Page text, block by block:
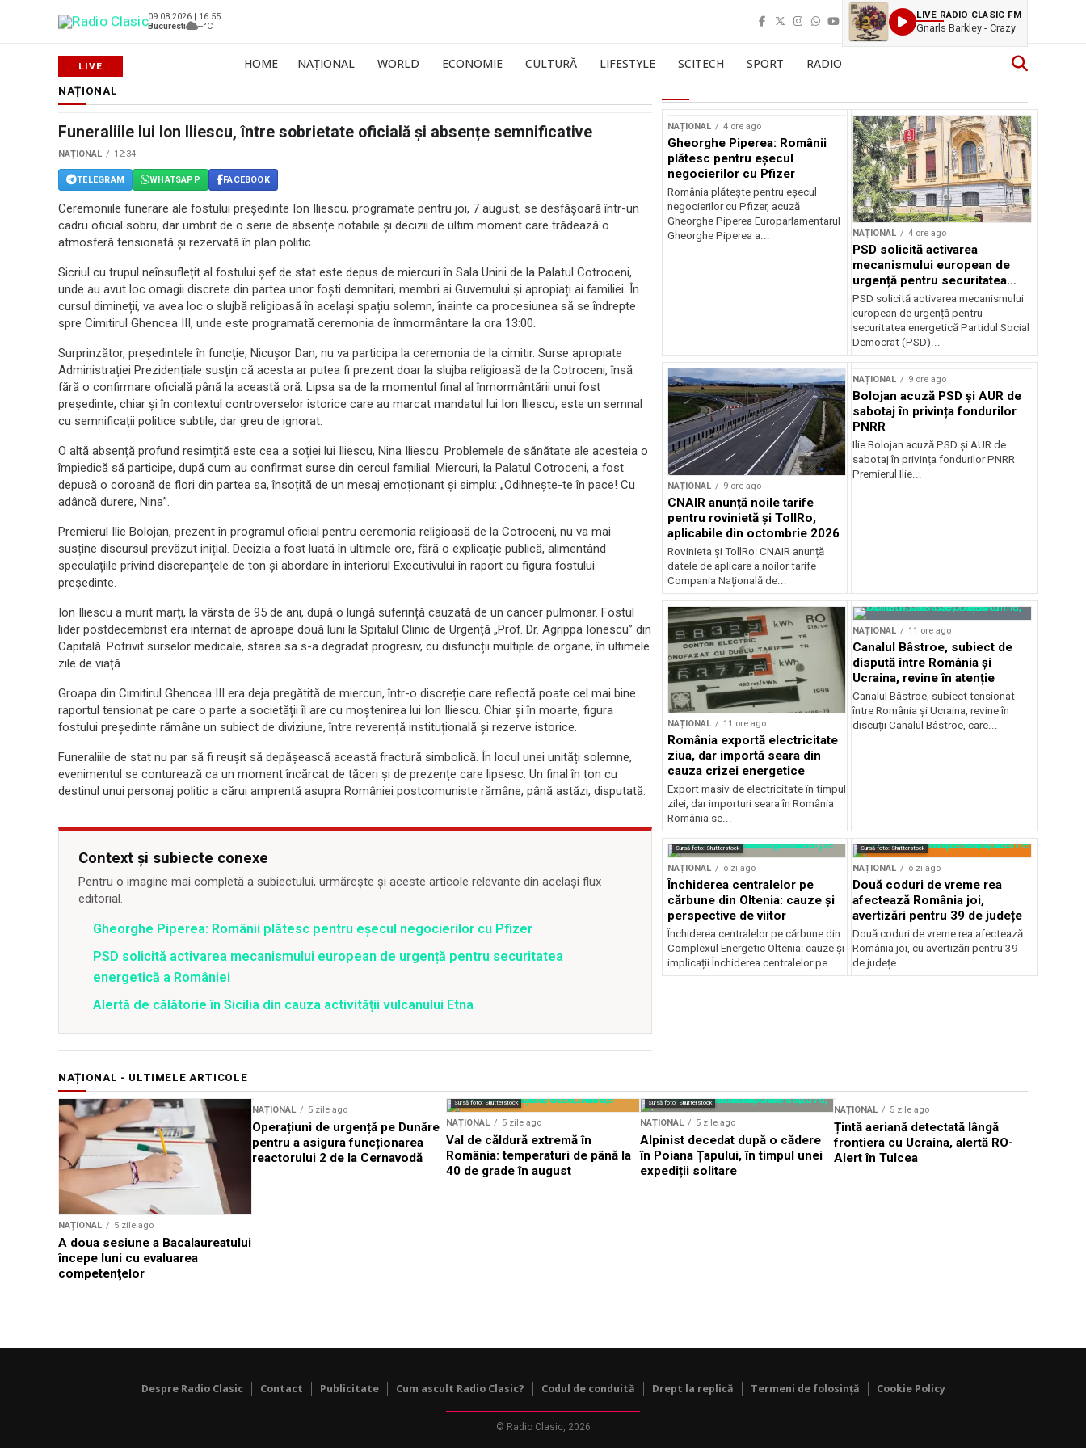
09.08.2026 | 16:55
Bucuresti
--°C
LIVE RADIO CLASIC FM
Gnarls Barkley - Crazy
HOME NAȚIONAL WORLD ECONOMIE CULTURĂ LIFESTYLE SCITECH SPORT RADIO
NAȚIONAL
Funeraliile lui Ion Iliescu, între sobrietate oficială și absențe semnificative
NAȚIONAL 12:34
TELEGRAM WHATSAPP FACEBOOK
Ceremoniile funerare ale fostului președinte Ion Iliescu, programate pentru joi, 7 august, se desfășoară într-un
cadru oficial sobru, dar umbrit de o serie de absențe notabile și decizii de ultim moment care trădează o
atmosferă tensionată și rezervată în plan politic.
Sicriul cu trupul neînsuflețit al fostului șef de stat este depus de miercuri în Sala Unirii de la Palatul Cotroceni,
unde au avut loc omagii discrete din partea unor foști demnitari, membri ai Guvernului și apropiați ai familiei. În
cursul dimineții, va avea loc o slujbă religioasă în același spațiu solemn, înainte ca procesiunea să se îndrepte
spre Cimitirul Ghencea III, unde este programată ceremonia de înmormântare la ora 13:00.
Surprinzător, președintele în funcție, Nicușor Dan, nu va participa la ceremonia de la cimitir. Surse apropiate
Administrației Prezidențiale susțin că acesta ar putea fi prezent doar la slujba religioasă de la Cotroceni, însă
fără o confirmare oficială până la această oră. Lipsa sa de la momentul final al înmormântării unui fost
președinte, chiar și în contextul controverselor istorice care au marcat mandatul lui Ion Iliescu, este un semnal
cu semnificații politice subtile, dar greu de ignorat.
O altă absență profund resimțită este cea a soției lui Iliescu, Nina Iliescu. Problemele de sănătate ale acesteia o
împiedică să participe, după cum au confirmat surse din cercul familial. Miercuri, la Palatul Cotroceni, a fost
depusă o coroană de flori din partea sa, însoțită de un mesaj emoționant și simplu: „Odihnește-te în pace! Cu
adâncă durere, Nina”.
Premierul Ilie Bolojan, prezent în programul oficial pentru ceremonia religioasă de la Cotroceni, nu va mai
susține discursul prevăzut inițial. Decizia a fost luată în ultimele ore, fără o explicație publică, alimentând
speculațiile privind discrepanțele de ton și abordare în interiorul Executivului în raport cu figura fostului
președinte.
Ion Iliescu a murit marți, la vârsta de 95 de ani, după o lungă suferință cauzată de un cancer pulmonar. Fostul
lider postdecembrist era internat de aproape două luni la Spitalul Clinic de Urgență „Prof. Dr. Agrippa Ionescu” din
Capitală. Potrivit surselor medicale, starea sa s-a degradat progresiv, cu disfuncții multiple de organe, în ultimele
zile de viață.
Groapa din Cimitirul Ghencea III era deja pregătită de miercuri, într-o discreție care reflectă poate cel mai bine
raportul tensionat pe care o parte a societății îl are cu moștenirea lui Ion Iliescu. Chiar și în moarte, figura
fostului președinte rămâne un subiect de diviziune, între reverență instituțională și rezerve istorice.
Funeraliile de stat nu par să fi reușit să depășească această fractură simbolică. În locul unei unități solemne,
evenimentul se conturează ca un moment încărcat de tăceri și de prezențe care lipsesc. Un final în ton cu
destinul unui personaj politic a cărui amprentă asupra României postcomuniste rămâne, până astăzi, disputată.
Context și subiecte conexe
Pentru o imagine mai completă a subiectului, urmărește și aceste articole relevante din același flux
editorial.
Gheorghe Piperea: Românii plătesc pentru eșecul negocierilor cu Pfizer
PSD solicită activarea mecanismului european de urgență pentru securitatea
energetică a României
Alertă de călătorie în Sicilia din cauza activității vulcanului Etna
NAȚIONAL 4 ore ago
Gheorghe Piperea: Românii
plătesc pentru eșecul
negocierilor cu Pfizer
România plătește pentru eșecul
negocierilor cu Pfizer, acuză
Gheorghe Piperea Europarlamentarul
Gheorghe Piperea a...
NAȚIONAL 4 ore ago
PSD solicită activarea
mecanismului european de
urgență pentru securitatea
energetică a României
PSD solicită activarea mecanismului
european de urgență pentru
securitatea energetică Partidul Social
Democrat (PSD)...
NAȚIONAL 9 ore ago
CNAIR anunță noile tarife
pentru rovinietă și TollRo,
aplicabile din octombrie 2026
Rovinieta și TollRo: CNAIR anunță
datele de aplicare a noilor tarife
Compania Națională de...
NAȚIONAL 9 ore ago
Bolojan acuză PSD și AUR de
sabotaj în privința fondurilor
PNRR
Ilie Bolojan acuză PSD și AUR de
sabotaj în privința fondurilor PNRR
Premierul Ilie...
NAȚIONAL 11 ore ago
România exportă electricitate
ziua, dar importă seara din
cauza crizei energetice
Export masiv de electricitate în timpul
zilei, dar importuri seara în România
România se...
NAȚIONAL 11 ore ago
Canalul Bâstroe, subiect de
dispută între România și
Ucraina, revine în atenție
Canalul Bâstroe, subiect tensionat
între România și Ucraina, revine în
discuții Canalul Bâstroe, care...
Sursă foto: Shutterstock
NAȚIONAL o zi ago
Închiderea centralelor pe
cărbune din Oltenia: cauze și
perspective de viitor
Închiderea centralelor pe cărbune din
Complexul Energetic Oltenia: cauze și
implicații Închiderea centralelor pe...
Sursă foto: Shutterstock
NAȚIONAL o zi ago
Două coduri de vreme rea
afectează România joi,
avertizări pentru 39 de județe
Două coduri de vreme rea afectează
România joi, cu avertizări pentru 39
de județe...
NAȚIONAL - ULTIMELE ARTICOLE
NAȚIONAL 5 zile ago
A doua sesiune a Bacalaureatului
începe luni cu evaluarea
competenţelor
NAȚIONAL 5 zile ago
Operațiuni de urgență pe Dunăre
pentru a asigura funcționarea
reactorului 2 de la Cernavodă
Sursă foto: Shutterstock
NAȚIONAL 5 zile ago
Val de căldură extremă în
România: temperaturi de până la
40 de grade în august
Sursă foto: Shutterstock
NAȚIONAL 5 zile ago
Alpinist decedat după o cădere
în Poiana Țapului, în timpul unei
expediții solitare
NAȚIONAL 5 zile ago
Țintă aeriană detectată lângă
frontiera cu Ucraina, alertă RO-
Alert în Tulcea
Despre Radio Clasic Contact Publicitate Cum ascult Radio Clasic? Codul de conduită Drept la replică Termeni de folosință Cookie Policy
© Radio Clasic, 2026